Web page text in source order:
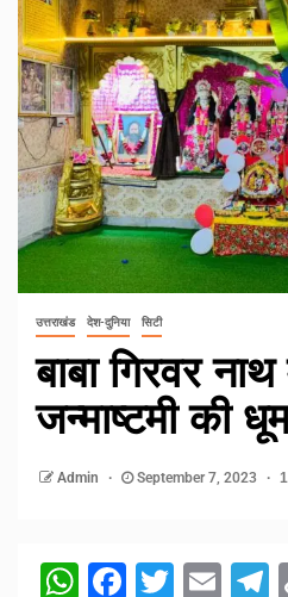
उत्तराखंड देश-दुनिया सिटी
बाबा गिरवर
जन्माष्टमी की
Admin September 7, 2023
WhatsApp